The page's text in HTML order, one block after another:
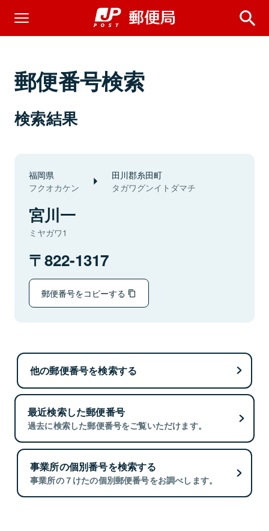
郵便番号検索
検索結果
福岡県
フクオカケン
田川郡糸田町
タガワグンイトダマチ
宮川一
ミヤガワ1
822-1317
郵便番号をコピーする
他の郵便番号を検索する
最近検索した郵便番号
過去に検索した郵便番号をご覧いただけます。
事業所の個別番号を検索する
事業所の７けたの個別郵便番号をお調べします。